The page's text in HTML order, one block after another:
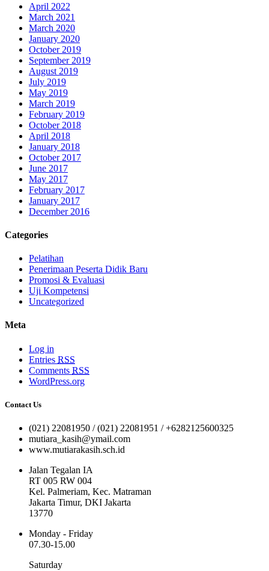
April 2022
March 2021
March 2020
January 2020
October 2019
September 2019
August 2019
July 2019
May 2019
March 2019
February 2019
October 2018
April 2018
January 2018
October 2017
June 2017
May 2017
February 2017
January 2017
December 2016
Categories
Pelatihan
Penerimaan Peserta Didik Baru
Promosi & Evaluasi
Uji Kompetensi
Uncategorized
Meta
Log in
Entries RSS
Comments RSS
WordPress.org
Contact Us
(021) 22081950 / (021) 22081951 / +6282125600325
mutiara_kasih@ymail.com
www.mutiarakasih.sch.id
Jalan Tegalan IA
RT 005 RW 004
Kel. Palmeriam, Kec. Matraman
Jakarta Timur, DKI Jakarta
13770
Monday - Friday
07.30-15.00
Saturday